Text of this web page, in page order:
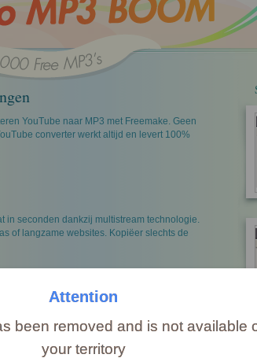
YouTube naar MP3 met Freemake. Geen
converter werkt altijd en levert 100%
in seconden dankzij multistream technologie.
of langzame websites. Kopiëer slechts de
WMV, 3GP
formaten: MP3, MP4, AVI, WMV, MKV, 3GP.
je zelf wenst.
Attention
been removed and is not available
your territory